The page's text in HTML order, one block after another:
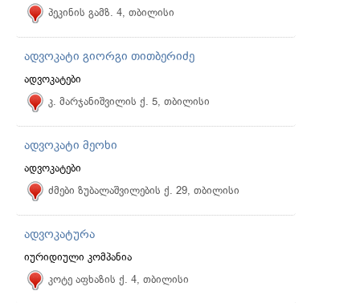
პეკინის გამზ. 4, თბილისი
ადვოკატი გიორგი თითბერიძე
ადვოკატები
კ. მარჯანიშვილის ქ. 5, თბილისი
ადვოკატი მეოხი
ადვოკატები
ძმები ზუბალაშვილების ქ. 29, თბილისი
ადვოკატურა
იურიდიული კომპანია
კოტე აფხაზის ქ. 4, თბილისი